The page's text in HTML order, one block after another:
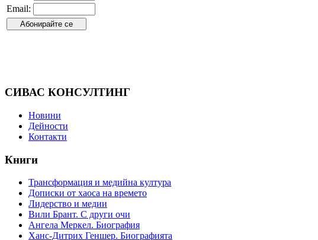
Email:
СИВАС КОНСУЛТИНГ
Новини
Дейности
Контакти
Книги
Трансформация и медийна култура
Дописки от хаоса на времето
Лидерство и медии
Вили Брант. С други очи
Ангела Меркел. Биография
Ханс-Дитрих Геншер. Биографията